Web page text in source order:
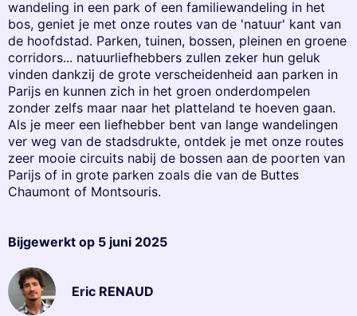
wandeling in een park of een familiewandeling in het
bos, geniet je met onze routes van de 'natuur' kant van
de hoofdstad. Parken, tuinen, bossen, pleinen en groene
corridors... natuurliefhebbers zullen zeker hun geluk
vinden dankzij de grote verscheidenheid aan parken in
Parijs en kunnen zich in het groen onderdompelen
zonder zelfs maar naar het platteland te hoeven gaan.
Als je meer een liefhebber bent van lange wandelingen
ver weg van de stadsdrukte, ontdek je met onze routes
zeer mooie circuits nabij de bossen aan de poorten van
Parijs of in grote parken zoals die van de Buttes
Chaumont of Montsouris.
Bijgewerkt op 5 juni 2025
Eric RENAUD